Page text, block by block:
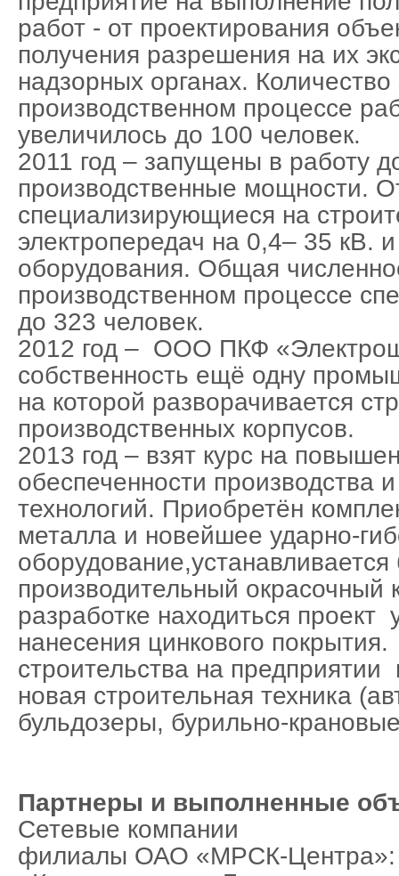
работ - от проектирования
получения разрешения на их
надзорных органах.
производственном процессе
увеличилось до 100 человек.
2011 год – запущены в работу
производственные мощности.
специализирующиеся на
электропередач на 0,4– 35 кВ.
оборудования. Общая
производственном процессе
до 323 человек.
2012 год – ООО ПКФ
собственность ещё одну
на которой разворачивается
производственных корпусов.
2013 год – взят курс на
обеспеченности производства
технологий. Приобретён
металла и новейшее ударно-
оборудование,устанавливается
производительный окрасочный
разработке находиться проект
нанесения цинкового
строительства на предприятии
новая строительная техника
бульдозеры, бурильно-
Партнеры и выполненные
Сетевые компании
филиалы ОАО «МРСК-Центра»: